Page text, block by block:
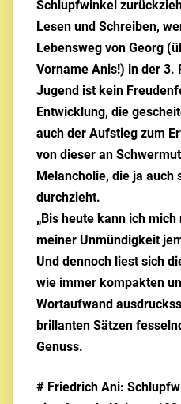
Schlupfwinkel
Lesen und Schreiben,
Lebensweg von Georg
Vorname Anis!) in der 3.
Jugend ist kein
Entwicklung, die
auch der Aufstieg zum
von dieser an
Melancholie, die ja
durchzieht.
„Bis heute kann ich
meiner Unmündigkeit
Und dennoch liest sich
wie immer kompakten
Wortaufwand
brillanten Sätzen
Genuss.
# Friedrich Ani: